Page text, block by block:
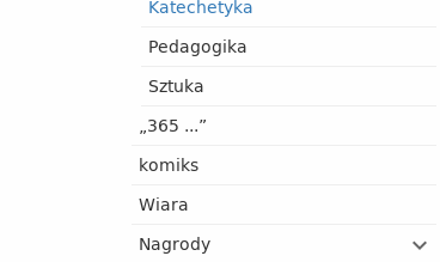
Katechetyka
Pedagogika
Sztuka
„365 ...”
komiks
Wiara
Nagrody